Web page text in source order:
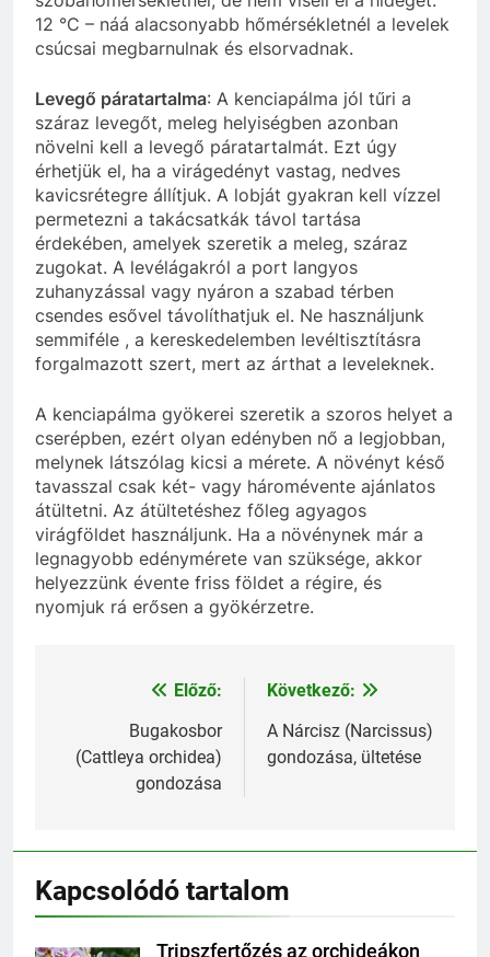
12 °C – náá alacsonyabb hőmérsékletnél a levelek
csúcsai megbarnulnak és elsorvadnak.
Levegő páratartalma: A kenciapálma jól tűri a
száraz levegőt, meleg helyiségben azonban
növelni kell a levegő páratartalmát. Ezt úgy
érhetjük el, ha a virágedényt vastag, nedves
kavicsrétegre állítjuk. A lobját gyakran kell vízzel
permetezni a takácsatkák távol tartása
érdekében, amelyek szeretik a meleg, száraz
zugokat. A levélágakról a port langyos
zuhanyzással vagy nyáron a szabad térben
csendes esővel távolíthatjuk el. Ne használjunk
semmiféle , a kereskedelemben levéltisztításra
forgalmazott szert, mert az árthat a leveleknek.
A kenciapálma gyökerei szeretik a szoros helyet a
cserépben, ezért olyan edényben nő a legjobban,
melynek látszólag kicsi a mérete. A növényt késő
tavasszal csak két- vagy háromévente ajánlatos
átültetni. Az átültetéshez főleg agyagos
virágföldet használjunk. Ha a növénynek már a
legnagyobb edénymérete van szüksége, akkor
helyezzünk évente friss földet a régire, és
nyomjuk rá erősen a gyökérzetre.
Bejegyzés
navigáció
Előző:
Bugakosbor
(Cattleya orchidea)
gondozása
Következő:
A Nárcisz (Narcissus)
gondozása, ültetése
Kapcsolódó tartalom
Tripszfertőzés az orchideákon